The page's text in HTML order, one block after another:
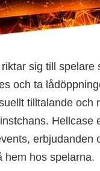
sig till spelare
och ta
tilltalande och
Hellcase
erbjudanden
hem hos spelarna.